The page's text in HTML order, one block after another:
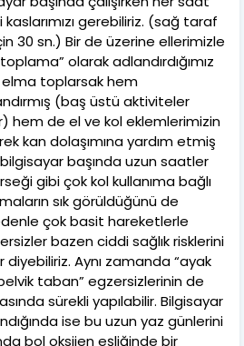
gerebiliriz. (sağ taraf
30 sn.) Bir de üzerine ellerimizle
olarak adlandırdığımız
elma toplarsak hem
(baş üstü aktiviteler
hem de el ve kol eklemlerimizin
kan dolaşımına yardım etmiş
bilgisayar başında uzun saatler
gibi çok kol kullanıma bağlı
sık görüldüğünü de
çok basit hareketlerle
bazen ciddi sağlık risklerini
Aynı zamanda “ayak
taban” egzersizlerinin de
sürekli yapılabilir. Bilgisayar
ise bu uzun yaz günlerini
bol oksijen eşliğinde bir